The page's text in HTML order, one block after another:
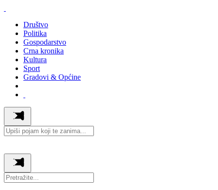
Društvo
Politika
Gospodarstvo
Crna kronika
Kultura
Sport
Gradovi & Općine